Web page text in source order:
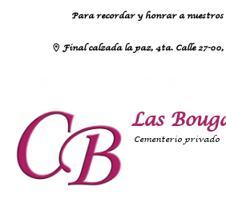
Para recordar y honrar a nuestros
Final calzada la paz, 4ta. Calle 27-
Las
Cementerio privado